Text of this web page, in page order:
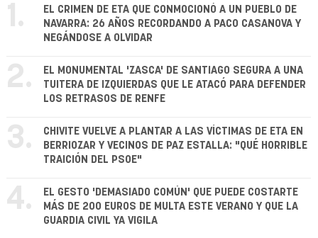
1.
EL CRIMEN DE ETA QUE CONMOCIONÓ A UN PUEBLO DE
NAVARRA: 26 AÑOS RECORDANDO A PACO CASANOVA Y
NEGÁNDOSE A OLVIDAR
2.
EL MONUMENTAL 'ZASCA' DE SANTIAGO SEGURA A UNA
TUITERA DE IZQUIERDAS QUE LE ATACÓ PARA DEFENDER
LOS RETRASOS DE RENFE
3.
CHIVITE VUELVE A PLANTAR A LAS VÍCTIMAS DE ETA EN
BERRIOZAR Y VECINOS DE PAZ ESTALLA: "QUÉ HORRIBLE
TRAICIÓN DEL PSOE"
4.
EL GESTO 'DEMASIADO COMÚN' QUE PUEDE COSTARTE
MÁS DE 200 EUROS DE MULTA ESTE VERANO Y QUE LA
GUARDIA CIVIL YA VIGILA